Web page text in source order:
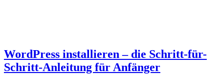
WordPress installieren – die Schritt-für-
Schritt-Anleitung für Anfänger